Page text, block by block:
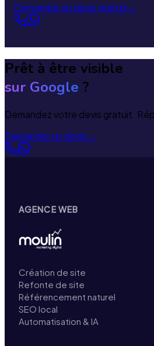
Demander un devis gratuit→
Prêt à être visible
sur Google ?
Demandez votre devis gratuit.
Demander un devis→
AGENCE WEB
Création de site
Refonte de site
Référencement naturel
SEO local
Automatisation & IA